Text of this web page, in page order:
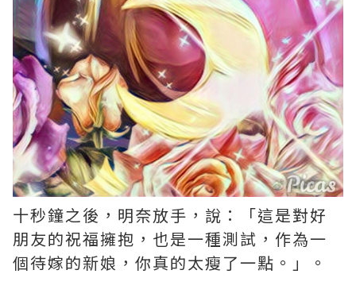
十秒鐘之後，明奈放手，說：「這是對好
朋友的祝福擁抱，也是一種測試，作為一
個待嫁的新娘，你真的太瘦了一點。」。